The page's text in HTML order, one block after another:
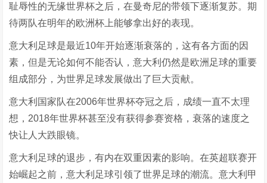
耻辱性的无缘世界杯之后，在曼奇尼的带领下逐渐复苏。期
待两队在明年的欧洲杯上能够拿出好的表现。
意大利足球是最近10年开始逐渐衰落的，这有各方面的因
素，但是无论如何不能否认，意大利仍然是欧洲足球的重要
组成部分，为世界足球发展做出了巨大贡献。
意大利国家队在2006年世界杯夺冠之后，成绩一直不太理
想，2018年世界杯甚至没有获得参赛资格，衰落的速度之
快让人大跌眼镜。
意大利足球的退步，有内在双重因素的影响。在英超联赛开
始崛起之前，意大利足球引领了世界足球的潮流。意大利甲